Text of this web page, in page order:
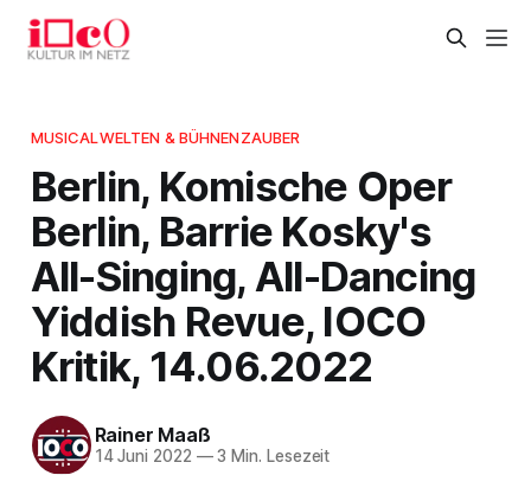
MUSICALWELTEN & BÜHNENZAUBER
Berlin, Komische Oper
Berlin, Barrie Kosky's
All-Singing, All-Dancing
Yiddish Revue, IOCO
Kritik, 14.06.2022
Rainer Maaß
14 Juni 2022 —3 Min. Lesezeit